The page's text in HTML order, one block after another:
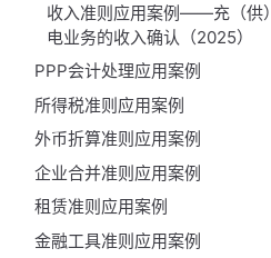
收入准则应用案例——充（供）
电业务的收入确认（2025）
PPP会计处理应用案例
所得税准则应用案例
外币折算准则应用案例
企业合并准则应用案例
租赁准则应用案例
金融工具准则应用案例